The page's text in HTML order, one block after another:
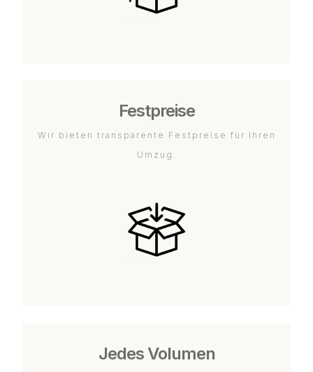
Festpreise
Wir bieten transparente Festpreise für Ihren
Umzug.
Jedes Volumen